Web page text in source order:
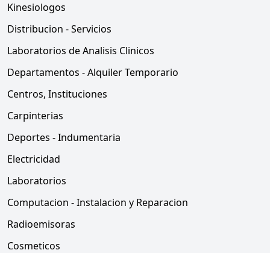
Kinesiologos
Distribucion - Servicios
Laboratorios de Analisis Clinicos
Departamentos - Alquiler Temporario
Centros, Instituciones
Carpinterias
Deportes - Indumentaria
Electricidad
Laboratorios
Computacion - Instalacion y Reparacion
Radioemisoras
Cosmeticos